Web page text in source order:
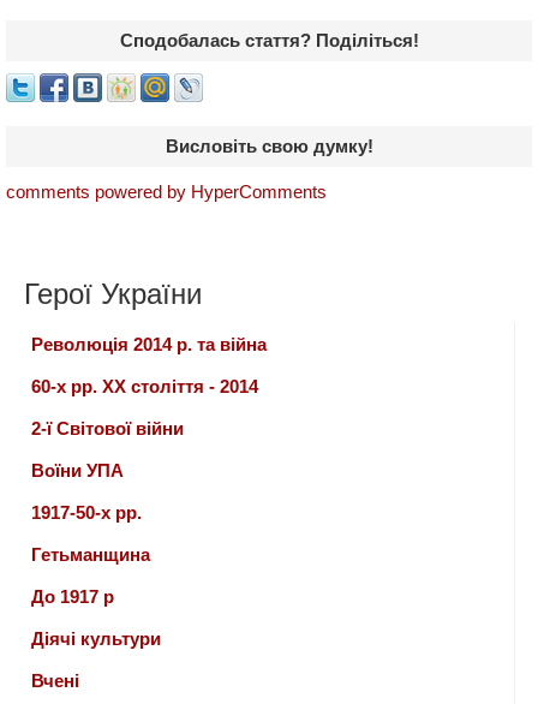
Сподобалась стаття? Поділіться!
Висловіть свою думку!
comments powered by HyperComments
Герої України
Революція 2014 р. та війна
60-х рр. ХХ століття - 2014
2-ї Світової війни
Воїни УПА
1917-50-х рр.
Гетьманщина
До 1917 р
Діячі культури
Вчені